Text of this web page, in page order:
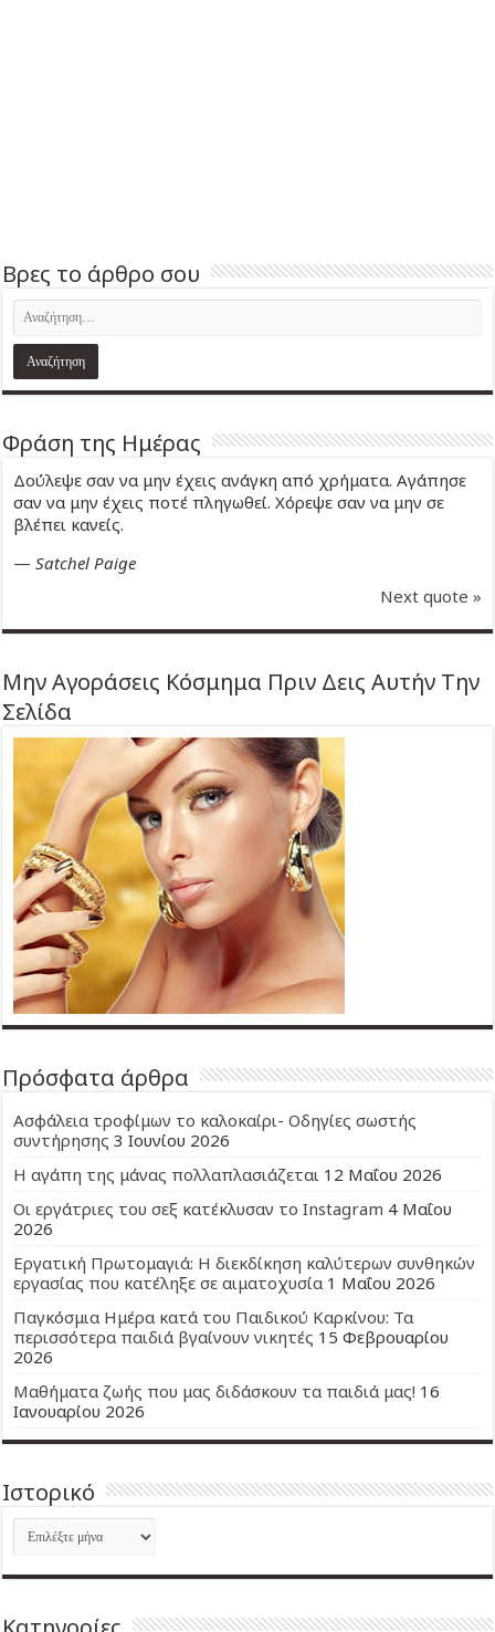
Βρες το άρθρο σου
Φράση της Ημέρας
Δούλεψε σαν να μην έχεις ανάγκη από χρήματα. Αγάπησε
σαν να μην έχεις ποτέ πληγωθεί. Χόρεψε σαν να μην σε
βλέπει κανείς.
—Satchel Paige
Next quote »
Μην Αγοράσεις Κόσμημα Πριν Δεις Αυτήν Την
Σελίδα
Πρόσφατα άρθρα
Ασφάλεια τροφίμων το καλοκαίρι- Οδηγίες σωστής
συντήρησης 3 Ιουνίου 2026
Η αγάπη της μάνας πολλαπλασιάζεται 12 Μαΐου 2026
Οι εργάτριες του σεξ κατέκλυσαν το Instagram 4 Μαΐου
2026
Εργατική Πρωτομαγιά: Η διεκδίκηση καλύτερων συνθηκών
εργασίας που κατέληξε σε αιματοχυσία 1 Μαΐου 2026
Παγκόσμια Ημέρα κατά του Παιδικού Καρκίνου: Τα
περισσότερα παιδιά βγαίνουν νικητές 15 Φεβρουαρίου
2026
Μαθήματα ζωής που μας διδάσκουν τα παιδιά μας! 16
Ιανουαρίου 2026
Ιστορικό
Ιστορικό